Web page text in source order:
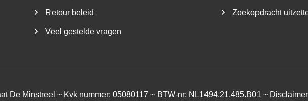
Retour beleid
Veel gestelde vragen
Zoekopdracht
De Minstreel ~ Kvk nummer: 05080117 ~ BTW-nr: NL1494.21.485.B01 ~ Disclaimer